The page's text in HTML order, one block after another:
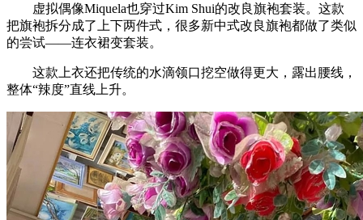
虚拟偶像Miquela也穿过Kim Shui的改良旗袍套装。这款
把旗袍拆分成了上下两件式，很多新中式改良旗袍都做了类似
的尝试——连衣裙变套装。
这款上衣还把传统的水滴领口挖空做得更大，露出腰线，
整体“辣度”直线上升。